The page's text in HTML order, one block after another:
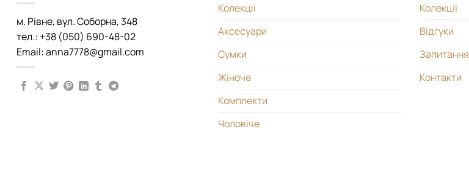
м. Рівне, вул. Соборна, 348
тел.: +38 (050) 690-48-02
Email: anna7778@gmail.com
Колекціі
Аксесуари
Сумки
Жіноче
Комплекти
Чоловіче
Колекції
Відгуки
Запитання
Контакти